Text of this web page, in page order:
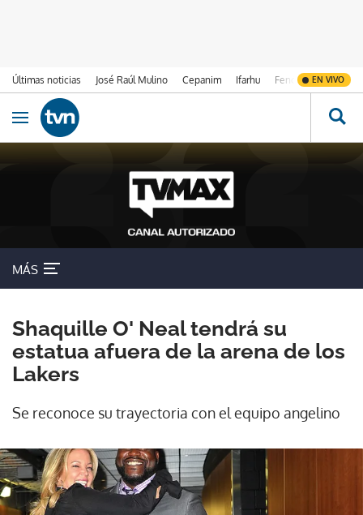
Últimas noticias José Raúl Mulino Cepanim Ifarhu Fenómeno de El
EN VIVO
Ir al contenido
Obrir navegació
MÁS
Shaquille O' Neal tendrá su
estatua afuera de la arena de los
Lakers
Se reconoce su trayectoria con el equipo angelino